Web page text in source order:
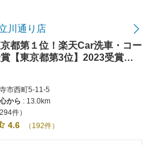
川通り店
都第１位！楽天Car洗車・コー
【東京都第3位】2023受賞
台数No1のヤマヒロが運営す
なお車を期待以上にキレイにし
市西町5-11-5
から : 13.0km
件）
4.6 （192件）